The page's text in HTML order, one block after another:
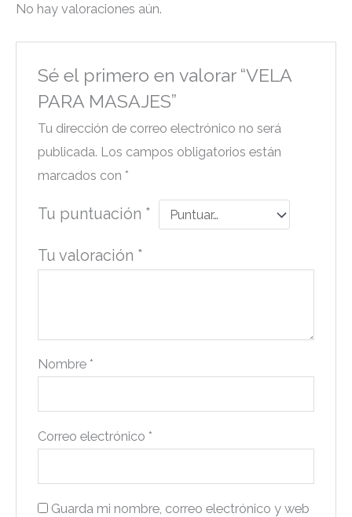
No hay valoraciones aún.
Sé el primero en valorar “VELA
PARA MASAJES”
Tu dirección de correo electrónico no será
publicada. Los campos obligatorios están
marcados con*
Tu puntuación *
Tu valoración *
Nombre*
Correo electrónico*
Guarda mi nombre, correo electrónico y web